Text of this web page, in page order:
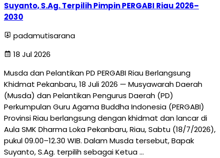
Suyanto, S.Ag. Terpilih Pimpin PERGABI Riau 2026–
2030
padamutisarana
18 Jul 2026
Musda dan Pelantikan PD PERGABI Riau Berlangsung
Khidmat Pekanbaru, 18 Juli 2026 — Musyawarah Daerah
(Musda) dan Pelantikan Pengurus Daerah (PD)
Perkumpulan Guru Agama Buddha Indonesia (PERGABI)
Provinsi Riau berlangsung dengan khidmat dan lancar di
Aula SMK Dharma Loka Pekanbaru, Riau, Sabtu (18/7/2026),
pukul 09.00–12.30 WIB. Dalam Musda tersebut, Bapak
Suyanto, S.Ag. terpilih sebagai Ketua …